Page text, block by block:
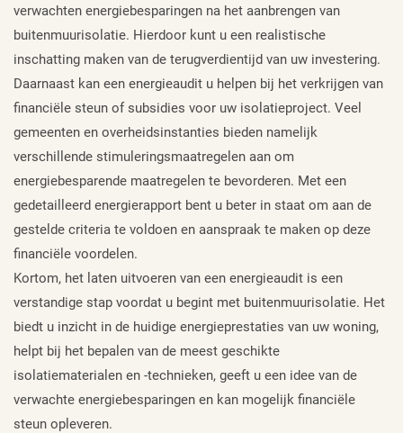
verwachten energiebesparingen na het aanbrengen van
buitenmuurisolatie. Hierdoor kunt u een realistische
inschatting maken van de terugverdientijd van uw investering.
Daarnaast kan een energieaudit u helpen bij het verkrijgen van
financiële steun of subsidies voor uw isolatieproject. Veel
gemeenten en overheidsinstanties bieden namelijk
verschillende stimuleringsmaatregelen aan om
energiebesparende maatregelen te bevorderen. Met een
gedetailleerd energierapport bent u beter in staat om aan de
gestelde criteria te voldoen en aanspraak te maken op deze
financiële voordelen.
Kortom, het laten uitvoeren van een energieaudit is een
verstandige stap voordat u begint met buitenmuurisolatie. Het
biedt u inzicht in de huidige energieprestaties van uw woning,
helpt bij het bepalen van de meest geschikte
isolatiematerialen en -technieken, geeft u een idee van de
verwachte energiebesparingen en kan mogelijk financiële
steun opleveren.